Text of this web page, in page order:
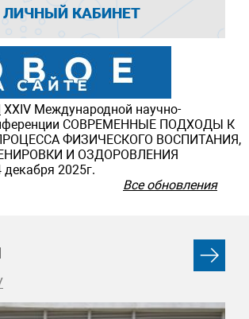
ЛИЧНЫЙ КАБИНЕТ
ХXIV Международной научно-
СОВРЕМЕННЫЕ ПОДХОДЫ К
ФИЗИЧЕСКОГО ВОСПИТАНИЯ,
И ОЗДОРОВЛЕНИЯ
2025г.
Все обновления